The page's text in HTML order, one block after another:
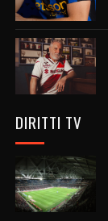
DIRITTI TV